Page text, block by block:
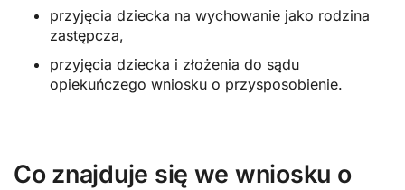
przyjęcia dziecka na wychowanie jako rodzina
zastępcza,
przyjęcia dziecka i złożenia do sądu
opiekuńczego wniosku o przysposobienie.
Co znajduje się we wniosku o